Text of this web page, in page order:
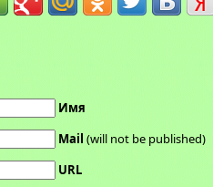
Имя
Mail (will not be published)
URL